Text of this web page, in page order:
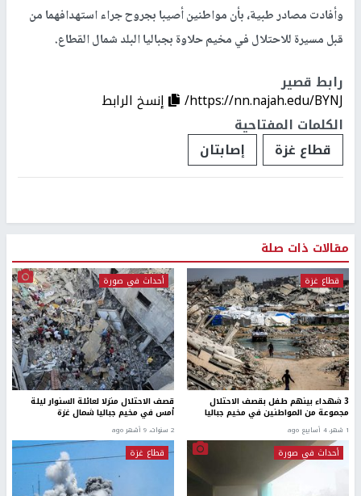
وأفادت مصادر طبية، بأن مواطنين أصيبا بجروح جراء استهدافهما من
قبل مسيرة للاحتلال في مخيم حلاوة بجباليا البلد شمال القطاع.
رابط قصير
https://nn.najah.edu/BYNJ/
إنسخ الرابط
الكلمات المفتاحية
قطاع غزة
إصابتان
مقالات ذات صلة
قطاع غزة
3 شهداء بينهم طفل بقصف الاحتلال
مجموعة من المواطنين في مخيم جباليا
1 شهر، 4 أسابيع ago
أحداث في صورة
قصف الاحتلال منزلا لعائلة السنوار ليلة
أمس في مخيم جباليا شمال غزة
2 سنوات، 9 أشهر ago
أحداث في صورة قطاع غزة